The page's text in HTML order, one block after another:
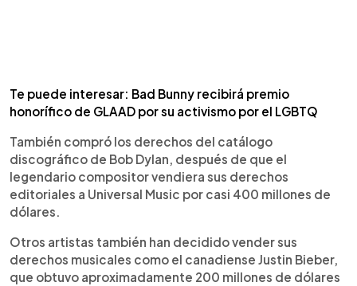
Te puede interesar: Bad Bunny recibirá premio
honorífico de GLAAD por su activismo por el LGBTQ
También compró los derechos del catálogo
discográfico de Bob Dylan, después de que el
legendario compositor vendiera sus derechos
editoriales a Universal Music por casi 400 millones de
dólares.
Otros artistas también han decidido vender sus
derechos musicales como el canadiense Justin Bieber,
que obtuvo aproximadamente 200 millones de dólares